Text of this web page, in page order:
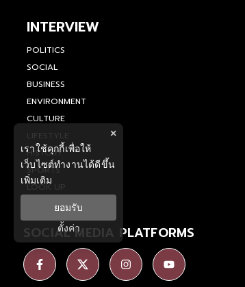
INTERVIEW
POLITICS
SOCIAL
BUSINESS
ENVIRONMENT
CULTURE
LIFESTYLE
HISTORY
SPORTS
LOOK UP
SOCIAL MEDIA PLATFORMS
×
เราใช้คุกกี้เพื่อให้
เว็บไซต์ทำงานได้ดีขึ้น
เพิ่มเติม
ยอมรับ
ตั้งค่า